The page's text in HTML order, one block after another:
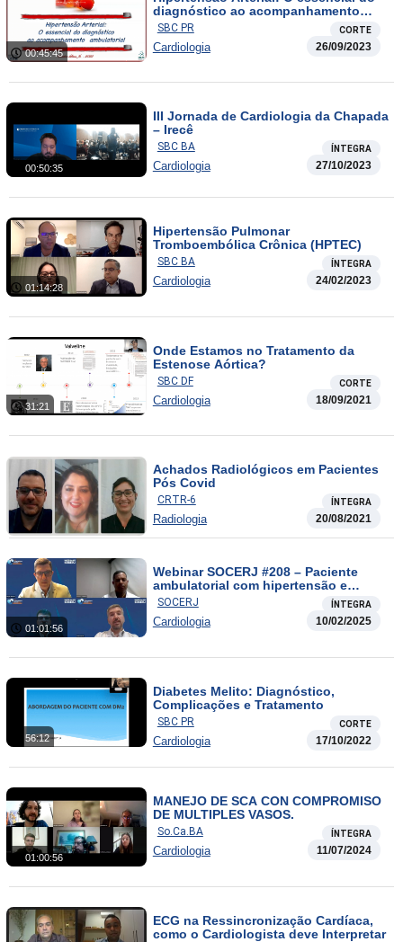
00:45:45
diagnóstico ao acompanhamento
ambulatorial
SBC PR CORTE
Cardiologia 26/09/2023
00:50:35
III Jornada de Cardiologia da Chapada
– Irecê
SBC BA ÍNTEGRA
Cardiologia 27/10/2023
01:14:28
Hipertensão Pulmonar
Tromboembólica Crônica (HPTEC)
SBC BA ÍNTEGRA
Cardiologia 24/02/2023
31:21
Onde Estamos no Tratamento da
Estenose Aórtica?
SBC DF CORTE
Cardiologia 18/09/2021
Achados Radiológicos em Pacientes
Pós Covid
CRTR-6 ÍNTEGRA
Radiologia 20/08/2021
01:01:56
Webinar SOCERJ #208 – Paciente
ambulatorial com hipertensão e
sofrimento psíquico
SOCERJ ÍNTEGRA
Cardiologia 10/02/2025
56:12
Diabetes Melito: Diagnóstico,
Complicações e Tratamento
SBC PR CORTE
Cardiologia 17/10/2022
01:00:56
MANEJO DE SCA CON COMPROMISO
DE MULTIPLES VASOS.
So.Ca.BA ÍNTEGRA
Cardiologia 11/07/2024
ECG na Ressincronização Cardíaca,
como o Cardiologista deve Interpretar